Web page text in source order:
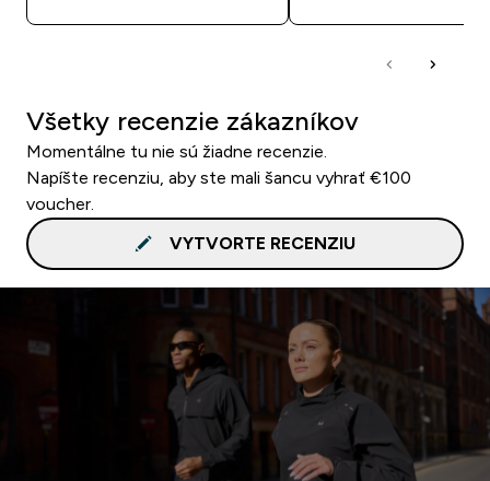
Všetky recenzie zákazníkov
Momentálne tu nie sú žiadne recenzie.
Napíšte recenziu, aby ste mali šancu vyhrať €100
voucher.
VYTVORTE RECENZIU